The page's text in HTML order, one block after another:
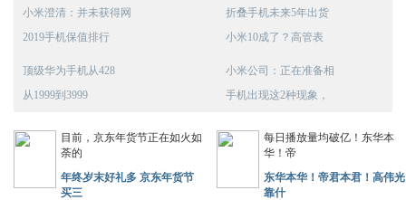
小米澄清：并未获得网
2019手机保值排行
折叠手机未来5年出货
小米10成了？高管表
顶级华为手机从428
从1999到3999
小米公司：正在准备相
手机出现这2种现象，
目前，京东年货节正在如火如
荼的
年终岁末好礼多 京东年货节
买三
每日播放量均破亿！东华本
华！帝
东华本华！帝君本君！高伟光
靠什